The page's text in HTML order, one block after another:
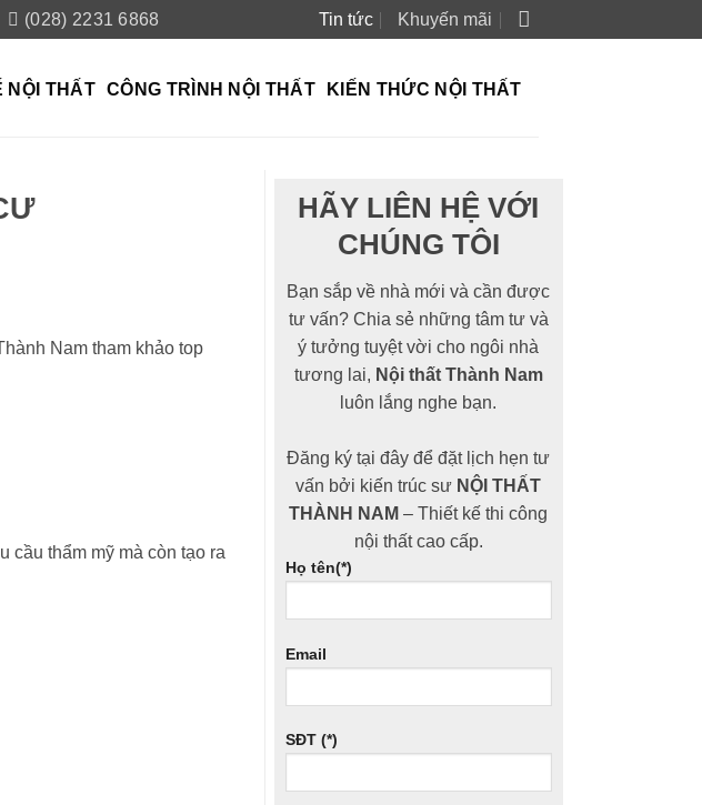
(028) 2231 6868 Tin tức Khuyến mãi
NỘI THẤT CÔNG TRÌNH NỘI THẤT KIẾN THỨC NỘI THẤT
Nam tham khảo top
cầu thẩm mỹ mà còn tạo ra
HÃY LIÊN HỆ VỚI
CHÚNG TÔI
Bạn sắp về nhà mới và cần được
tư vấn? Chia sẻ những tâm tư và
ý tưởng tuyệt vời cho ngôi nhà
tương lai, Nội thất Thành Nam
luôn lắng nghe bạn.
Đăng ký tại đây để đặt lịch hẹn tư
vấn bởi kiến trúc sư NỘI THẤT
THÀNH NAM – Thiết kế thi công
nội thất cao cấp.
Họ tên(*)
Email
SĐT (*)